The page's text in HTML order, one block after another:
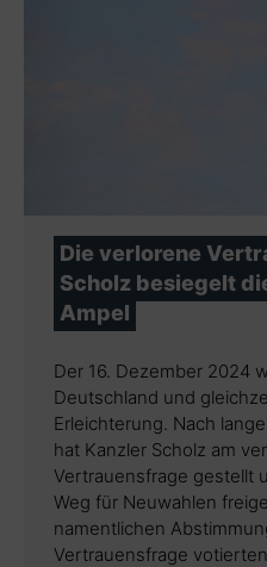
Die verlorene
Scholz besiegelt
Ampel
Der 16. Dezember 2024
Deutschland und
Erleichterung. Nach
hat Kanzler Scholz am
Vertrauensfrage gestellt
Weg für Neuwahlen
namentlichen
Vertrauensfrage